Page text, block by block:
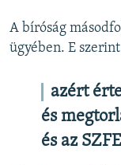
A bíróság
ügyében. E
azért
és
és az